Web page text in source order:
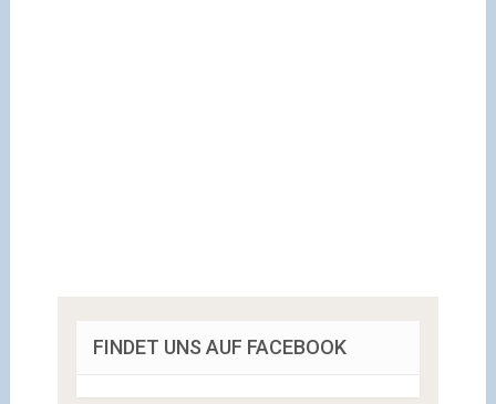
FINDET UNS AUF FACEBOOK